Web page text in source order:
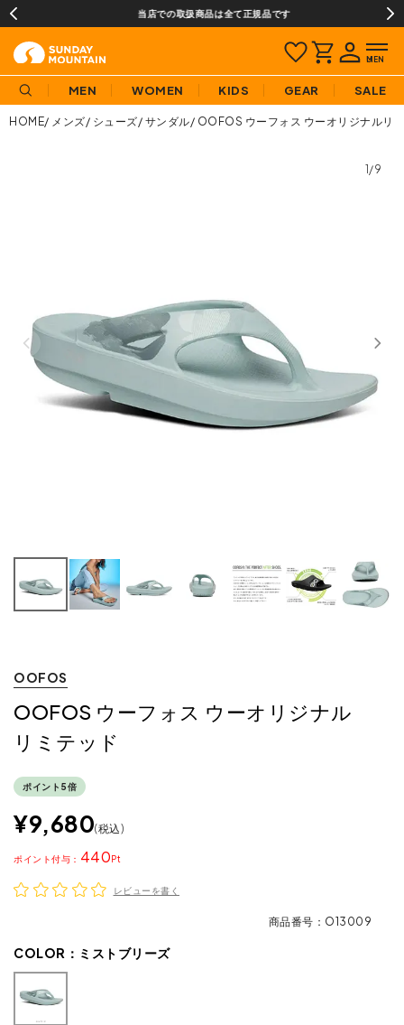
当店での取扱商品は全て正規品です
MEN WOMEN KIDS GEAR SALE
HOME メンズ シューズ サンダル OOFOS ウーフォス ウーオリジナルリ
1/9
OOFOS
OOFOS ウーフォス ウーオリジナル
リミテッド
ポイント5倍
¥9,680 税込
440
ポイント
レビューを書く
商品番号 O13009
COLOR： ミストブリーズ